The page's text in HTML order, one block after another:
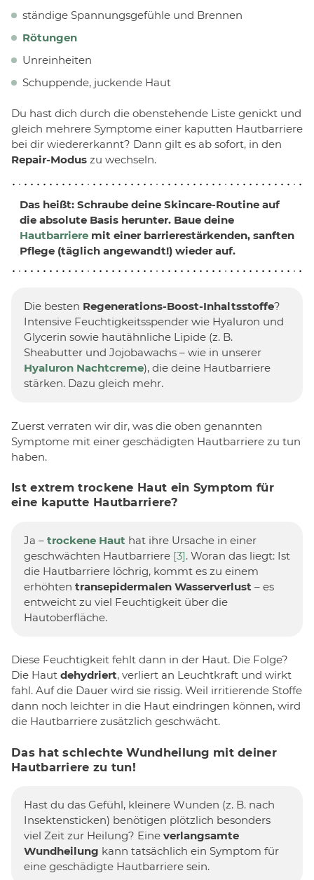
ständige Spannungsgefühle und Brennen
Rötungen
Unreinheiten
Schuppende, juckende Haut
Du hast dich durch die obenstehende Liste genickt und
gleich mehrere Symptome einer kaputten Hautbarriere
bei dir wiedererkannt? Dann gilt es ab sofort, in den
Repair-Modus zu wechseln.
Das heißt: Schraube deine Skincare-Routine auf
die absolute Basis herunter. Baue deine
Hautbarriere mit einer barrierestärkenden, sanften
Pflege (täglich angewandt!) wieder auf.
Die besten Regenerations-Boost-Inhaltsstoffe?
Intensive Feuchtigkeitsspender wie Hyaluron und
Glycerin sowie hautähnliche Lipide (z. B.
Sheabutter und Jojobawachs – wie in unserer
Hyaluron Nachtcreme), die deine Hautbarriere
stärken. Dazu gleich mehr.
Zuerst verraten wir dir, was die oben genannten
Symptome mit einer geschädigten Hautbarriere zu tun
haben.
Ist extrem trockene Haut ein Symptom für
eine kaputte Hautbarriere?
Ja – trockene Haut hat ihre Ursache in einer
geschwächten Hautbarriere [3]. Woran das liegt: Ist
die Hautbarriere löchrig, kommt es zu einem
erhöhten transepidermalen Wasserverlust – es
entweicht zu viel Feuchtigkeit über die
Hautoberfläche.
Diese Feuchtigkeit fehlt dann in der Haut. Die Folge?
Die Haut dehydriert, verliert an Leuchtkraft und wirkt
fahl. Auf die Dauer wird sie rissig. Weil irritierende Stoffe
dann noch leichter in die Haut eindringen können, wird
die Hautbarriere zusätzlich geschwächt.
Das hat schlechte Wundheilung mit deiner
Hautbarriere zu tun!
Hast du das Gefühl, kleinere Wunden (z. B. nach
Insektensticken) benötigen plötzlich besonders
viel Zeit zur Heilung? Eine verlangsamte
Wundheilung kann tatsächlich ein Symptom für
eine geschädigte Hautbarriere sein.